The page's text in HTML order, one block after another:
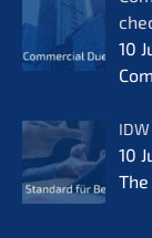
10
IDW
10
The